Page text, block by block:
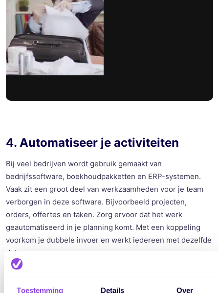
Toestemming Details Over
4. Automatiseer je activiteiten
Bij veel bedrijven wordt gebruik gemaakt van
bedrijfssoftware, boekhoudpakketten en ERP-systemen.
Vaak zit een groot deel van werkzaamheden voor je team
verborgen in deze software. Bijvoorbeeld projecten,
orders, offertes en taken. Zorg ervoor dat het werk
geautomatiseerd in je planning komt. Met een koppeling
voorkom je dubbele invoer en werkt iedereen met dezelfde
data.